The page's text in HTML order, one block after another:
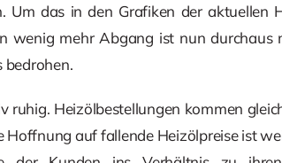
Um das in den Grafiken der aktuellen
wenig mehr Abgang ist nun
bedrohen.
ruhig. Heizölbestellungen kommen
Hoffnung auf fallende Heizölpreise ist